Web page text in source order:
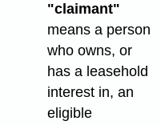
"claimant"
means a person
who owns, or
has a leasehold
interest in, an
eligible